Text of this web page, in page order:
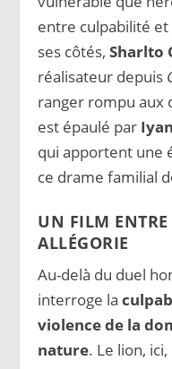
entre culpabilité
ses côtés,Sharlto
réalisateur depuis
ranger rompu aux
est épaulé par
qui apportent une
ce drame familial
UN FILM
ALLÉGORIE
Au-delà du duel
interroge la
violence de la
nature. Le lion,